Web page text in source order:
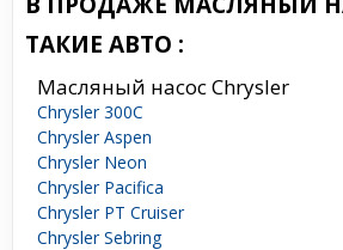
ТАКИЕ АВТО :
Масляный насос Chrysler
Chrysler 300C
Chrysler Aspen
Chrysler Neon
Chrysler Pacifica
Chrysler PT Cruiser
Chrysler Sebring